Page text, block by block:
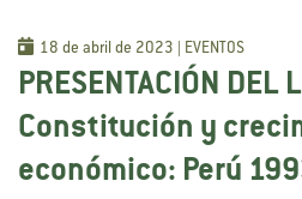
18 de abril de 2023 | EVENTOS
PRESENTACIÓN DEL
Constitución y
económico: Perú